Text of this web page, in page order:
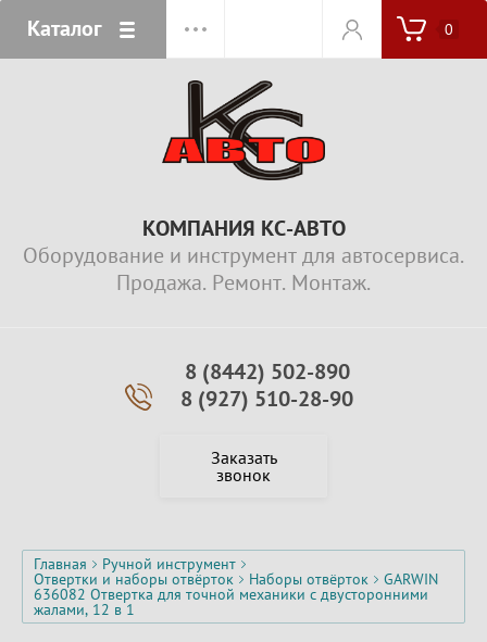
Каталог 0
КОМПАНИЯ КС-АВТО
Оборудование и инструмент для автосервиса.
Продажа. Ремонт. Монтаж.
8 (8442) 502-890
8 (927) 510-28-90
Заказать
звонок
Главная Ручной инструмент
Отвертки и наборы отвёрток Наборы отвёрток GARWIN
636082 Отвертка для точной механики с двусторонними
жалами, 12 в 1